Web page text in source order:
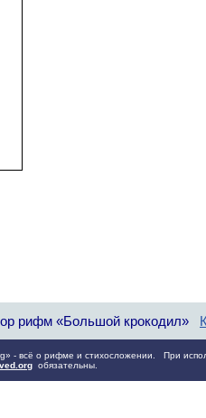
рифм «Большой крокодил»
всё о рифме и стихосложении. При
обязательны.